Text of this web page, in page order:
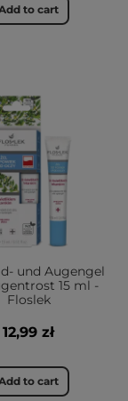
to cart
und Augengel
15 ml -
Floslek
12,99 zł
to cart